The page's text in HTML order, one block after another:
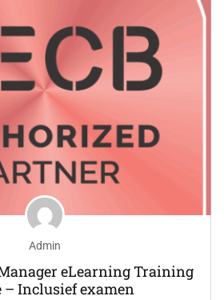
Admin
eLearning Training
– Inclusief examen